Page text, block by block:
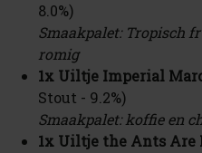
8.0%)
Smaakpalet: Tropisch
romig
1x Uiltje Imperial
Stout - 9.2%)
Smaakpalet: koffie en
1x Uiltje the Ants Are